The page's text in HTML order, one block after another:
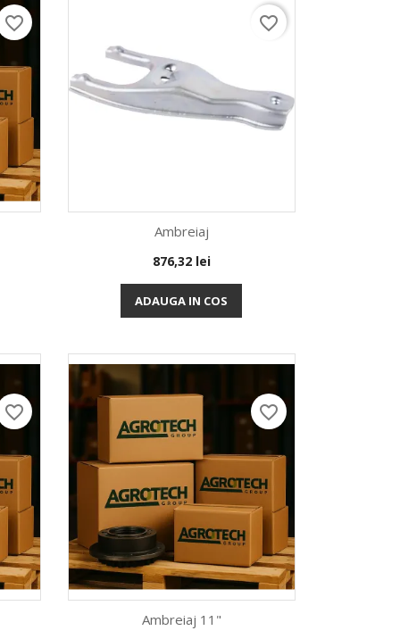
favorite_border
Vizualizare rapida
Ambreiaj
Pret
876,32 lei
ADAUGA IN COS
favorite_border
favorite_border
Ambreiaj 11"
favorite_border